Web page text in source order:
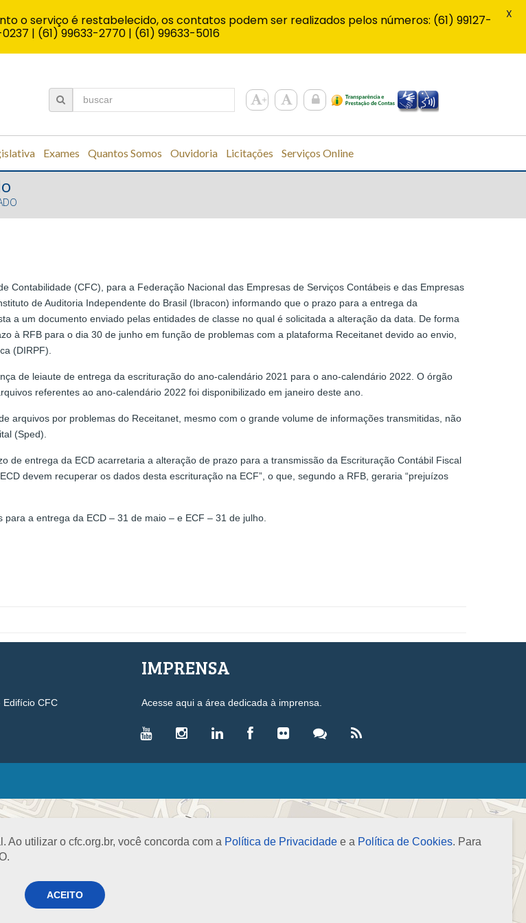
Exames Quantos Somos Ouvidoria Licitações Serviços Online
Contabilidade (CFC), para a Federação Nacional das Empresas de Serviços Contábeis e das Empresas
de Auditoria Independente do Brasil (Ibracon) informando que o prazo para a entrega da
a um documento enviado pelas entidades de classe no qual é solicitada a alteração da data. De forma
à RFB para o dia 30 de junho em função de problemas com a plataforma Receitanet devido ao envio,
(DIRPF).
de leiaute de entrega da escrituração do ano-calendário 2021 para o ano-calendário 2022. O órgão
referentes ao ano-calendário 2022 foi disponibilizado em janeiro deste ano.
arquivos por problemas do Receitanet, mesmo com o grande volume de informações transmitidas, não
(Sped).
de entrega da ECD acarretaria a alteração de prazo para a transmissão da Escrituração Contábil Fiscal
devem recuperar os dados desta escrituração na ECF”, o que, segundo a RFB, geraria “prejuízos
a entrega da ECD – 31 de maio – e ECF – 31 de julho.
utilizar o cfc.org.br, você concorda com a Política de Privacidade e a Política de Cookies. Para
ACEITO
Edifício CFC
IMPRENSA
Acesse aqui a área dedicada à imprensa.
Profissional
Ética e Disciplina
LEGISLAÇÃO
Leis
Decretos-Lei
o serviço é restabelecido, os contatos podem ser realizados pelos números: (61) 99127-
| (61) 99633-2770 | (61) 99633-5016
X